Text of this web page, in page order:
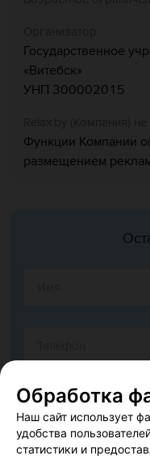
Государственное
«‎Витебск»‎
УНП 300002015
Функции Компании
размещением
Обработка
Наш сайт использует
удобства
статистики и